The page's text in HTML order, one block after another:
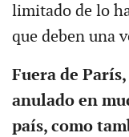
limitado de lo
que deben una
Fuera de
anulado en
país, como